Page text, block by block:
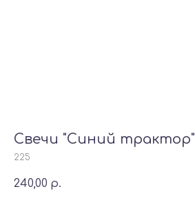
Свечи "Синий трактор"
225
240,00 р.